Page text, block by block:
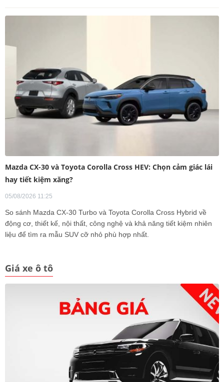
Mazda CX-30 và Toyota Corolla Cross HEV: Chọn cảm giác lái
hay tiết kiệm xăng?
05/08/2026 11:25
So sánh Mazda CX-30 Turbo và Toyota Corolla Cross Hybrid về
động cơ, thiết kế, nội thất, công nghệ và khả năng tiết kiệm nhiên
liệu để tìm ra mẫu SUV cỡ nhỏ phù hợp nhất.
Giá xe ô tô